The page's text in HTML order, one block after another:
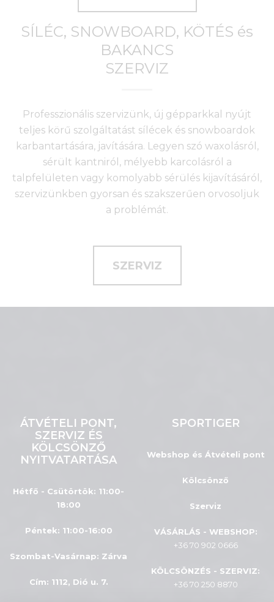
SÍLÉC, SNOWBOARD, KÖTÉS és
BAKANCS
SZERVIZ
Professzionális szervizünk, új gépparkkal nyújt
teljes körű szolgáltatást sílécek és snowboardok
karbantartására, javítására. Legyen szó waxolásról,
sérült kantniról, mélyebb karcolásról a
talpfelületen vagy komolyabb sérülés kijavításáról,
szervizünkben gyorsan és szakszerűen orvosoljuk
a problémát.
SZERVIZ
ÁTVÉTELI PONT,
SZERVIZ ÉS
KÖLCSÖNZŐ
NYITVATARTÁSA
Hétfő - Csütörtök: 11:00-
18:00
Péntek: 11:00-16:00
Szombat-Vasárnap: Zárva
Cím: 1112, Dió u. 7.
SPORTIGER
Webshop és Átvételi pont
Kölcsönző
Szerviz
VÁSÁRLÁS - WEBSHOP:
+36 70 902 0666
KÖLCSÖNZÉS - SZERVIZ:
+36 70 250 8870